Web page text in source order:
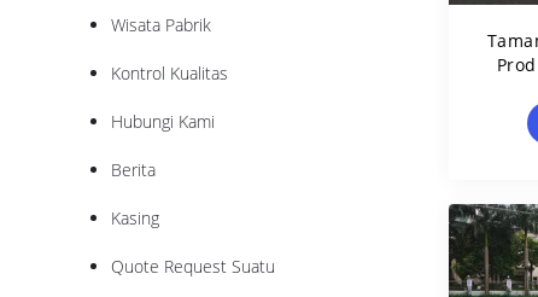
Wisata Pabrik
Kontrol Kualitas
Hubungi Kami
Berita
Kasing
Quote Request Suatu